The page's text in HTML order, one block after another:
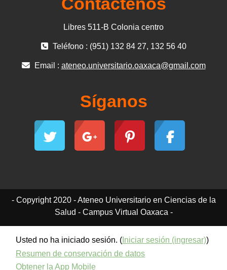
Libres 511-B Colonia centro
Teléfono : (951) 132 84 27, 132 56 40
Email : ateneo.universitario.oaxaca@gmail.com
Síganos
- Copyright 2020 - Ateneo Universitario en Ciencias de la
Salud - Campus Virtual Oaxaca -
Usted no ha iniciado sesión. ( Iniciar sesión (ingresar))
Resumen de conservación de datos
Obtener la App Mobile